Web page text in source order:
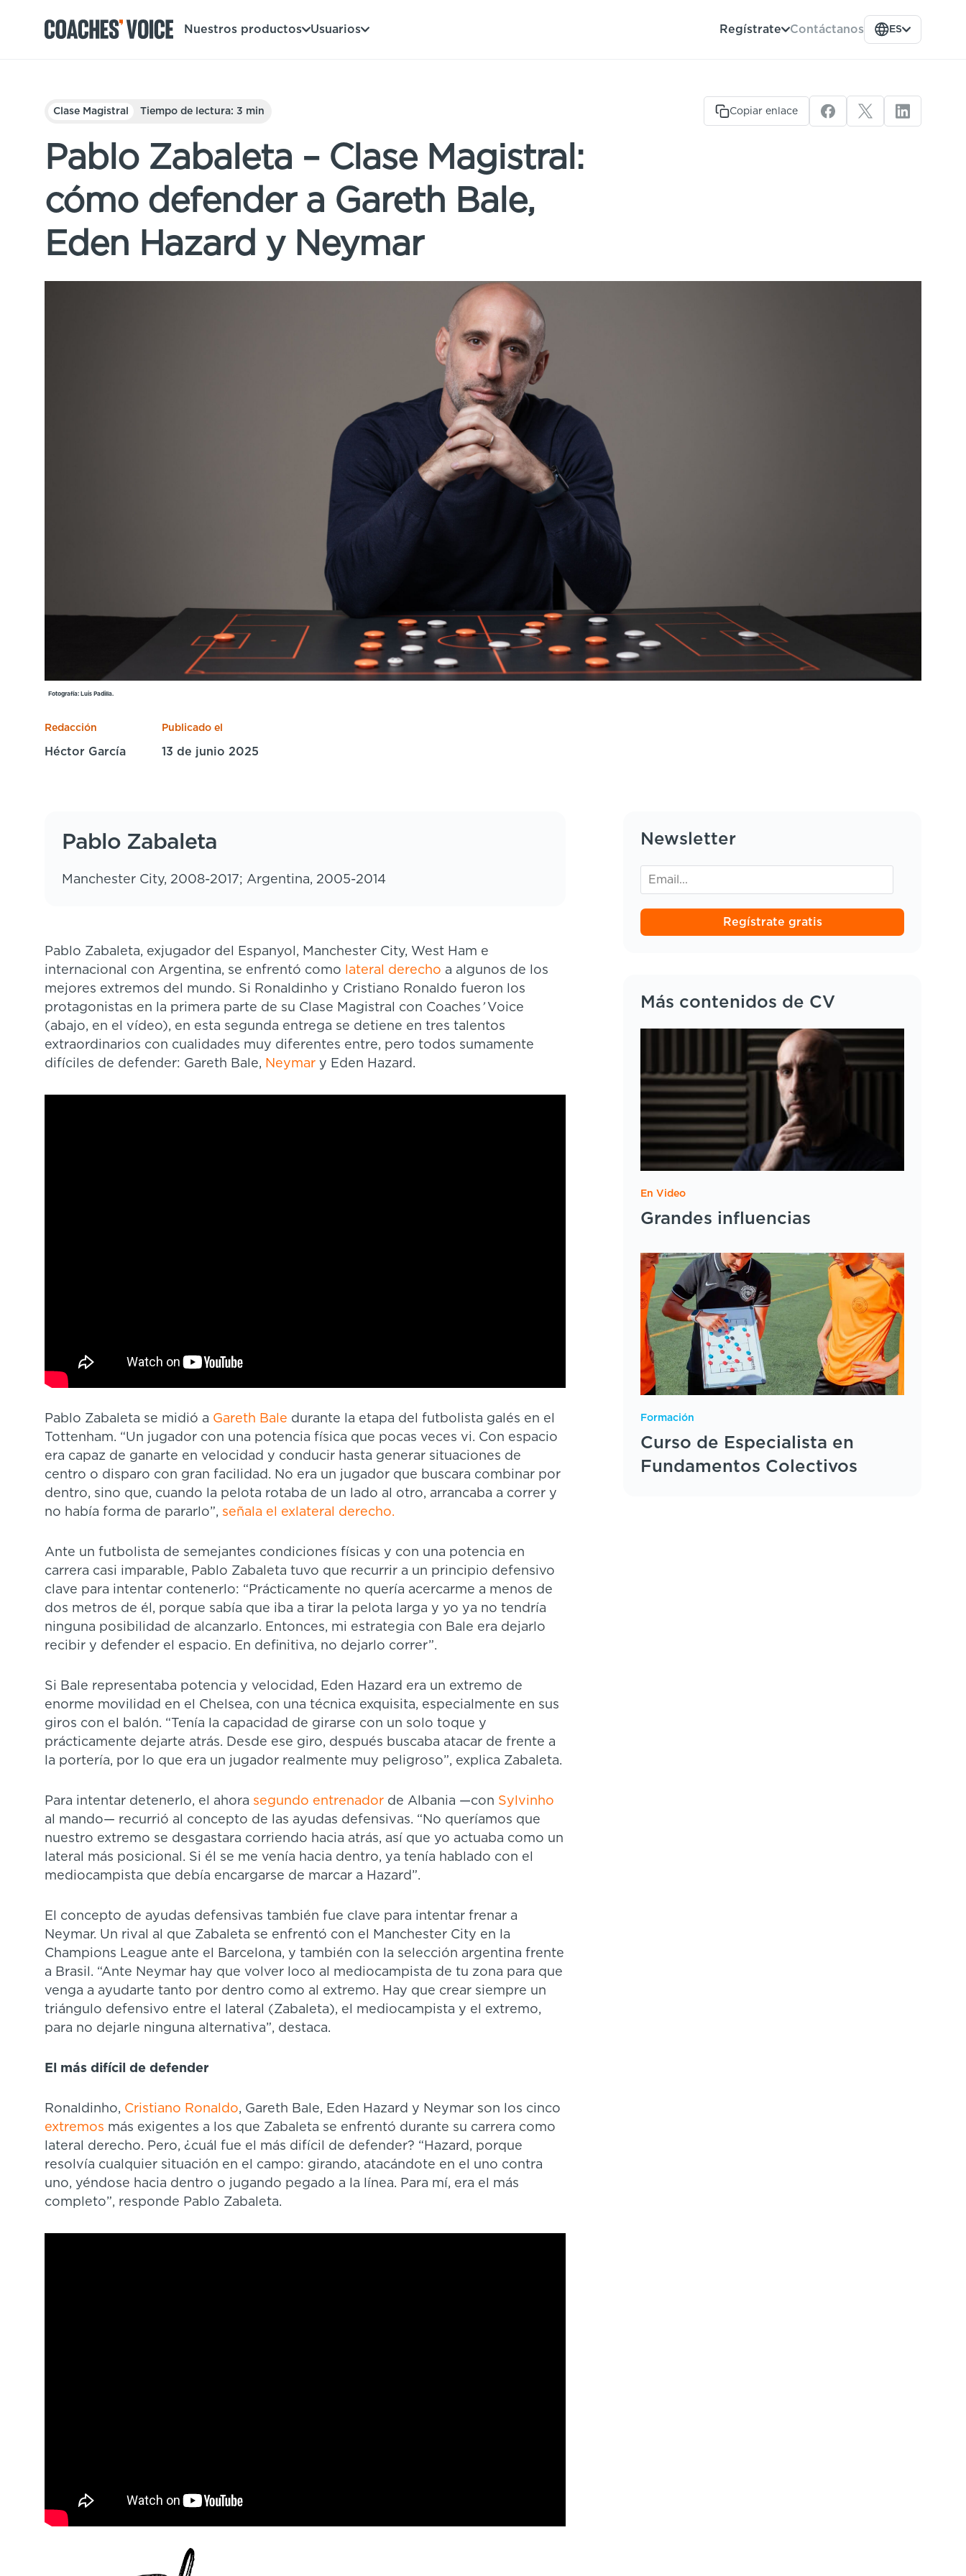
Nuestros productos Usuarios Regístrate Contáctanos ES
Centro de aprendizaje (para particulares)
Centro de aprendizaje (para clubes)
Cursos especializados
Usuarios
Clubes
Ligas y federaciones
Regístrate
Coaches’ Voice Academy
Contáctanos
Clase Magistral Tiempo de lectura: 3 min Copiar enlace
Pablo Zabaleta – Clase Magistral:
cómo defender a Gareth Bale,
Eden Hazard y Neymar
Fotografía: Luis Padilla.
Redacción
Héctor García
Publicado el
13 de junio 2025
Pablo Zabaleta
Manchester City, 2008-2017; Argentina, 2005-2014
Pablo Zabaleta, exjugador del Espanyol, Manchester City, West Ham e
internacional con Argentina, se enfrentó como
lateral derecho a algunos de los
mejores extremos del mundo. Si Ronaldinho y Cristiano Ronaldo fueron los
protagonistas en la primera parte de su Clase Magistral con Coaches ’ Voice
(abajo, en el vídeo), en esta segunda entrega se detiene en tres talentos
extraordinarios con cualidades muy diferentes entre, pero todos sumamente
difíciles de defender: Gareth Bale, Neymar y Eden Hazard.
Pablo Zabaleta se midió a Gareth Bale durante la etapa del futbolista galés en el
Tottenham. “Un jugador con una potencia física que pocas veces vi. Con espacio
era capaz de ganarte en velocidad y conducir hasta generar situaciones de
centro o disparo con gran facilidad. No era un jugador que buscara combinar por
dentro, sino que, cuando la pelota rotaba de un lado al otro, arrancaba a correr y
no había forma de pararlo”, señala el exlateral derecho.
Ante un futbolista de semejantes condiciones físicas y con una potencia en
carrera casi imparable, Pablo Zabaleta tuvo que recurrir a un principio defensivo
clave para intentar contenerlo: “Prácticamente no quería acercarme a menos de
dos metros de él, porque sabía que iba a tirar la pelota larga y yo ya no tendría
ninguna posibilidad de alcanzarlo. Entonces, mi estrategia con Bale era dejarlo
recibir y defender el espacio. En definitiva, no dejarlo correr”.
Si Bale representaba potencia y velocidad, Eden Hazard era un extremo de
enorme movilidad en el Chelsea, con una técnica exquisita, especialmente en sus
giros con el balón. “Tenía la capacidad de girarse con un solo toque y
prácticamente dejarte atrás. Desde ese giro, después buscaba atacar de frente a
la portería, por lo que era un jugador realmente muy peligroso”, explica Zabaleta.
Para intentar detenerlo, el ahora segundo entrenador de Albania —con Sylvinho
al mando— recurrió al concepto de las ayudas defensivas. “No queríamos que
nuestro extremo se desgastara corriendo hacia atrás, así que yo actuaba como un
lateral más posicional. Si él se me venía hacia dentro, ya tenía hablado con el
mediocampista que debía encargarse de marcar a Hazard”.
El concepto de ayudas defensivas también fue clave para intentar frenar a
Neymar. Un rival al que Zabaleta se enfrentó con el Manchester City en la
Champions League ante el Barcelona, y también con la selección argentina frente
a Brasil. “Ante Neymar hay que volver loco al mediocampista de tu zona para que
venga a ayudarte tanto por dentro como al extremo. Hay que crear siempre un
triángulo defensivo entre el lateral (Zabaleta), el mediocampista y el extremo,
para no dejarle ninguna alternativa”, destaca.
El más difícil de defender
Ronaldinho, Cristiano Ronaldo, Gareth Bale, Eden Hazard y Neymar son los cinco
extremos más exigentes a los que Zabaleta se enfrentó durante su carrera como
lateral derecho. Pero, ¿cuál fue el más difícil de defender? “Hazard, porque
resolvía cualquier situación en el campo: girando, atacándote en el uno contra
uno, yéndose hacia dentro o jugando pegado a la línea. Para mí, era el más
completo”, responde Pablo Zabaleta.
Newsletter
Regístrate gratis
Más contenidos de CV
En Video
Grandes influencias
Formación
Curso de Especialista en
Fundamentos Colectivos